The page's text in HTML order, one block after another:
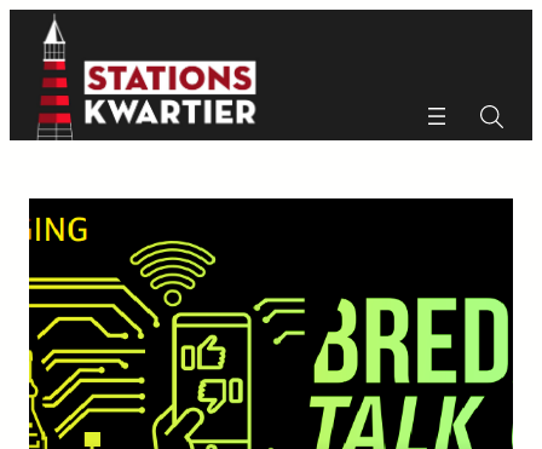
naar
inhoud
Zoeken